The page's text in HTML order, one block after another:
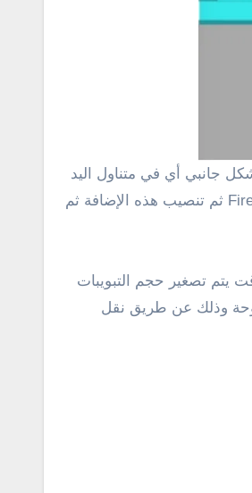
الصورة المميزة بالأعلي توضح المقصود بطريقة ترتيب التبويبات أو الصفحات المفتوحة . كالمعتاد كل مع عليك هو تشغيل متصفح فايرفوكس Firefox ثم تنصيب هذه الإضافة ثم
يتم تصغير حجم التبويبات
وذلك عن طريق نقل